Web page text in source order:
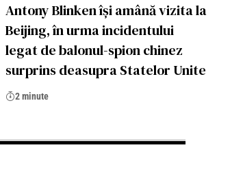
Antony Blinken își amână vizita la
Beijing, în urma incidentului
legat de balonul-spion chinez
surprins deasupra Statelor Unite
2 minute